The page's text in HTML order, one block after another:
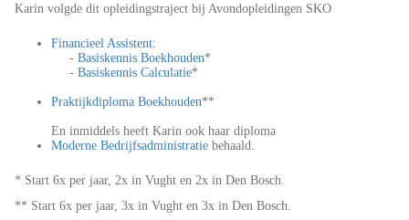
Karin volgde dit opleidingstraject bij Avondopleidingen SKO
Financieel Assistent:
- Basiskennis Boekhouden*
- Basiskennis Calculatie*
Praktijkdiploma Boekhouden**
En inmiddels heeft Karin ook haar diploma
Moderne Bedrijfsadministratie behaald.
* Start 6x per jaar, 2x in Vught en 2x in Den Bosch.
** Start 6x per jaar, 3x in Vught en 3x in Den Bosch.